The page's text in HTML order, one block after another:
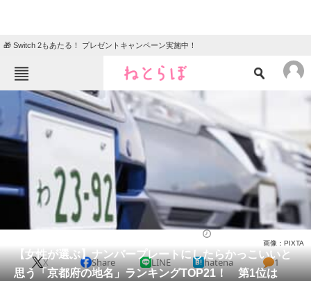
🎁 Switch 2もあたる！ プレゼントキャンペーン実施中！
ねとらぼメニュー
TOP ニュース
エンタメ
住まい 教育・育児
リサーチ
会員記事
【女性が選ぶ】ナンバープレートにしたらかっこいいと
思う「京都府の地名」ランキングTOP21！ 第1位は
画像：PIXTA
X Share LINE hatena 1